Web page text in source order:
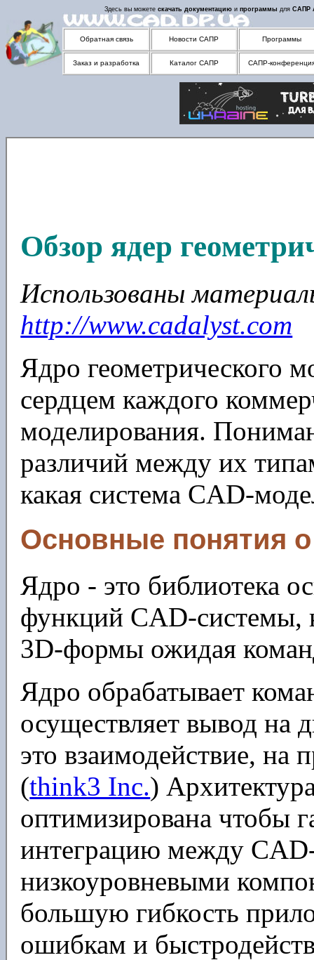
Здесь вы можете скачать документацию и программы для САПР
Обратная связь Новости САПР Программы
Заказ и разработка Каталог САПР САПР-
Обзор ядер
Использованы
http://www.cadalyst.com
Ядро геометрического
сердцем каждого
моделирования.
различий между их
какая система CAD-
Основные понятия
Ядро - это библиотека
функций CAD-системы,
3D-формы ожидая
Ядро обрабатывает
осуществляет вывод на
это взаимодействие, на
(think3 Inc.)
оптимизирована чтобы
интеграцию между
низкоуровневыми
большую гибкость
ошибкам и